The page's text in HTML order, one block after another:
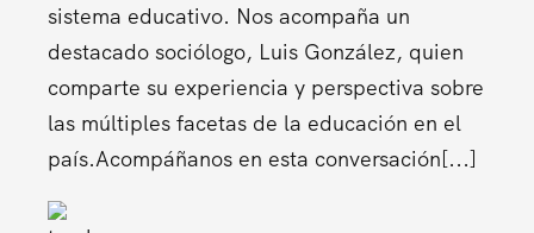
sistema educativo. Nos acompaña un
destacado sociólogo, Luis González, quien
comparte su experiencia y perspectiva sobre
las múltiples facetas de la educación en el
país.Acompáñanos en esta conversación[...]